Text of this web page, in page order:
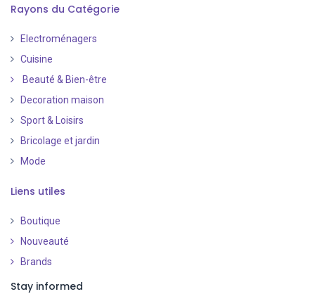
Rayons du Catégorie
Electroménagers
Cuisine
Beauté & Bien-être
Decoration maison
Sport & Loisirs
Bricolage et jardin
Mode
Liens utiles
Boutique
Nouveauté
Brands
Stay informed